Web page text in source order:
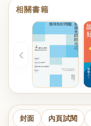
相關書籍
‹
封面 內頁試閱